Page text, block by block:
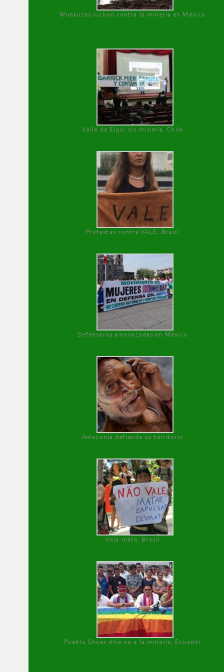
Wirakutas luchan contra la minería en México
Valle de Elqui sin minería. Chile
Protestas contra VALE, Brasil
Defensoras amenazadas en México
Amazonía defiende su territorio
Vale mata, Brasil
Pueblo Shuar dice no a la minería, Ecuador